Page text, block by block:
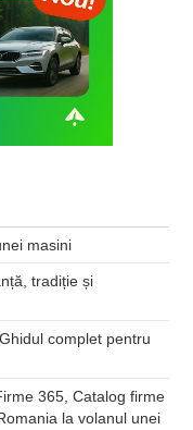
masini
tradiție și
complet pentru
365, Catalog firme
la volanul unei